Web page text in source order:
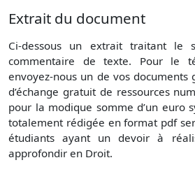
Extrait du document
Ci-dessous un extrait traitant le
commentaire de texte. Pour le
envoyez-nous un de vos documents
d’échange gratuit de ressources
pour la modique somme d’un euro
totalement rédigée en format pdf
étudiants ayant un devoir à
approfondir en Droit.